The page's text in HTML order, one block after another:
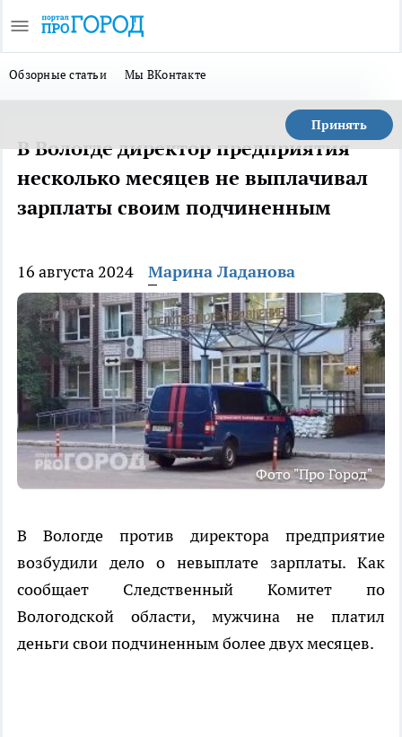
Обзорные статьи Мы ВКонтакте
Принять
В Вологде директор предприятия
несколько месяцев не выплачивал
зарплаты своим подчиненным
16 августа 2024 Марина Ладанова
Фото "Про Город"
В Вологде против директора предприятие
возбудили дело о невыплате зарплаты. Как
сообщает Следственный Комитет по
Вологодской области, мужчина не платил
деньги свои подчиненным более двух месяцев.